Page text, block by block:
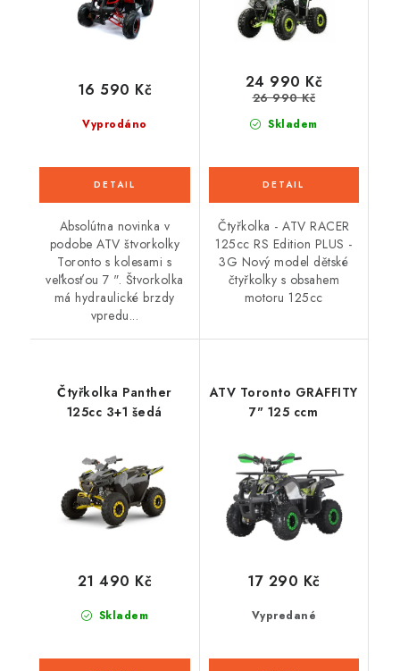
Vyprodáno
16 590 Kč
Absolútna novinka v
podobe ATV štvorkolky
Toronto s kolesami s
veľkosťou 7 ". Štvorkolka
má hydraulické brzdy
vpredu...
Skladem
24 990 Kč
26 990 Kč
Čtyřkolka - ATV RACER
125cc RS Edition PLUS -
3G Nový model dětské
čtyřkolky s obsahem
motoru 125cc
Čtyřkolka Panther
125cc 3+1 šedá
Skladem
21 490 Kč
ATV Toronto GRAFFITY
7" 125 ccm
Vypredané
17 290 Kč